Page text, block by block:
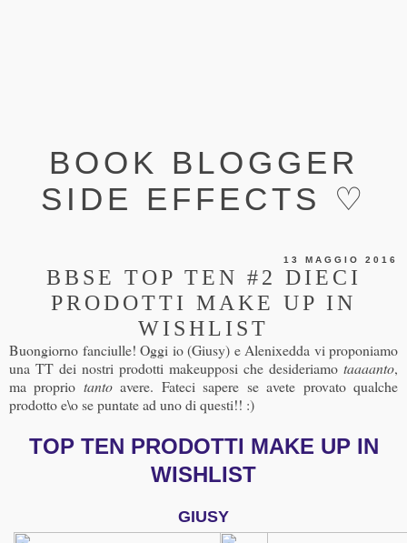
BOOK BLOGGER
SIDE EFFECTS ♡
13 MAGGIO 2016
BBSE TOP TEN #2 DIECI
PRODOTTI MAKE UP IN
WISHLIST
Buongiorno fanciulle! Oggi io (Giusy) e Alenixedda vi proponiamo
una TT dei nostri prodotti makeupposi che desideriamo taaaanto,
ma proprio tantoavere. Fateci sapere se avete provato qualche
prodotto e\o se puntate ad uno di questi!! :)
TOP TEN PRODOTTI MAKE UP IN
WISHLIST
GIUSY